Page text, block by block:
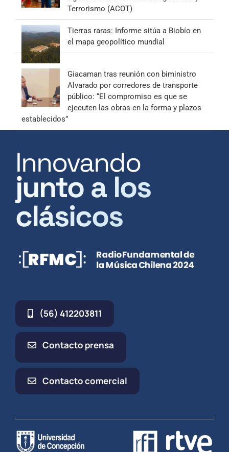
Terrorismo (ACOT)
Tierras raras: Informe sitúa a Biobío en
el mapa geopolítico mundial
Giacaman tras reunión con biministro
Alvarado por corredores de transporte
público: “El compromiso es que se
ejecuten las obras en la forma y plazos
establecidos”
Innovando
junto a los
clásicos
(56) 412203811
Contacto prensa
Contacto comercial